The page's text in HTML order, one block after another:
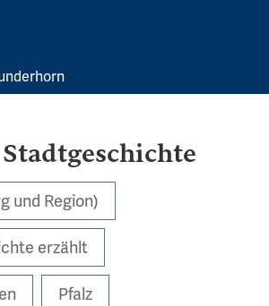
und Region)
erzählt
Pfalz